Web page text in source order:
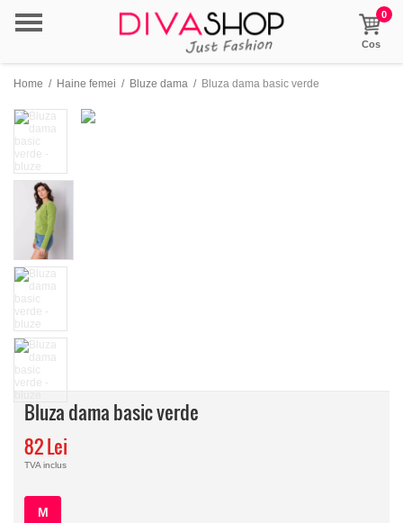
0
Cos
Home / Haine femei / Bluze dama / Bluza dama basic verde
Bluza dama basic verde
82 Lei
TVA inclus
M